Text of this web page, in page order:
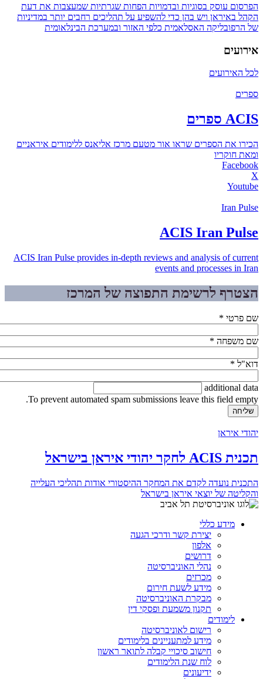
הפרסום עוסק בסוגיות ובדמויות הפחות שגרתיות שמעצבות את דעת
הקהל באיראן ויש בהן כדי להשפיע על תהליכים רחבים יותר במדיניות
של הרפובליקה האסלאמית כלפי האזור ובמערכת הבינלאומית
אירועים
לכל האירועים
ספרים
ACIS ספרים
הכירו את הספרים שראו אור מטעם מרכז אליאנס ללימודים איראניים
ומאת חוקריו
Facebook
X
Youtube
Iran Pulse
ACIS Iran Pulse
ACIS Iran Pulse provides in-depth reviews and analysis of current
events and processes in Iran
הצטרף לרשימת התפוצה של המרכז
שם פרטי *
שם משפחה *
דוא"ל *
additional data
To prevent automated spam submissions leave this field empty.
יהודי איראן
תכנית ACIS לחקר יהודי איראן בישראל
התכנית נועדה לקדם את המחקר ההיסטורי אודות תהליכי העלייה
והקליטה של יוצאי איראן בישראל
מידע כללי
יצירת קשר ודרכי הגעה
אלפון
דרושים
נהלי האוניברסיטה
מכרזים
מידע לשעת חירום
מבקרת האוניברסיטה
תקנון משמעת ופסקי דין
לימודים
רישום לאוניברסיטה
מידע למתעניינים בלימודים
חישוב סיכויי קבלה לתואר ראשון
לוח שנת הלימודים
ידיעונים